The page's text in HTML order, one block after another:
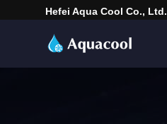
Hefei Aqua Cool Co., Ltd.